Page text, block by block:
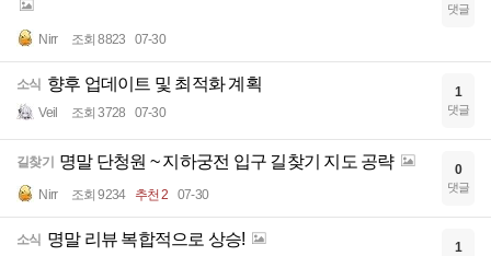
Nirr 조회 8823 07-30
댓글
소식 향후 업데이트 및 최적화 계획
Veil 조회 3728 07-30
1
댓글
길찾기 명말 단청원 ~ 지하궁전 입구 길찾기 지도 공략
Nirr 조회 9234 추천 2 07-30
0
댓글
소식 명말 리뷰 복합적으로 상승! 1